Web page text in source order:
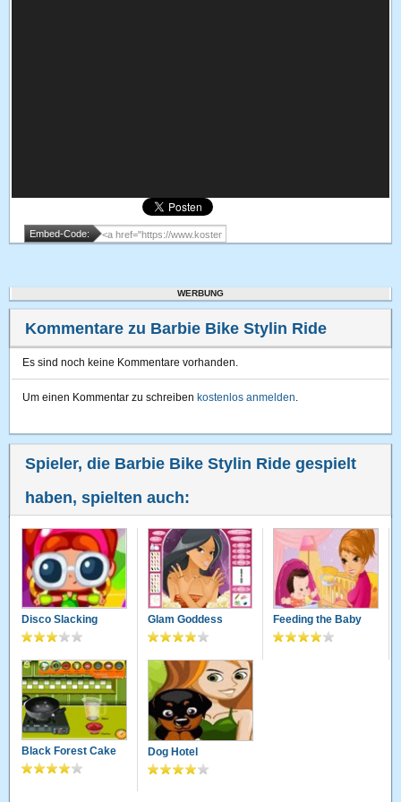
Embed-Code:
WERBUNG
Kommentare zu Barbie Bike Stylin Ride
Es sind noch keine Kommentare vorhanden.
Um einen Kommentar zu schreiben kostenlos anmelden.
Spieler, die Barbie Bike Stylin Ride gespielt
haben, spielten auch:
Disco Slacking Glam Goddess Feeding the Baby
Black Forest Cake Dog Hotel